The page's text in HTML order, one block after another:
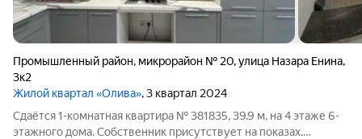
Промышленный район, микрорайон № 20,улица Назара Енина,
3к2
Жилой квартал «Олива», 3 квартал 2024
Сдаётся 1-комнатная квартира № 381835, 39.9 м, на 4 этаже 6-
этажного дома. Собственник присутствует на показах.